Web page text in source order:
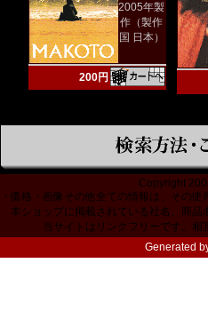
2005年製
作（製作
国 日本）
200円
Copyright
価格・画像その他全ての情報は、その
本ショップに掲載されている社名、商
当サイトはリンクフリーです。相
Generated